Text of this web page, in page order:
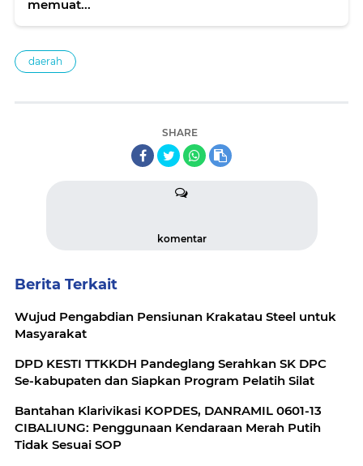
memuat...
daerah
SHARE
komentar
Berita Terkait
Wujud Pengabdian Pensiunan Krakatau Steel untuk
Masyarakat
DPD KESTI TTKKDH Pandeglang Serahkan SK DPC
Se-kabupaten dan Siapkan Program Pelatih Silat
Bantahan Klarivikasi KOPDES, DANRAMIL 0601-13
CIBALIUNG: Penggunaan Kendaraan Merah Putih
Tidak Sesuai SOP